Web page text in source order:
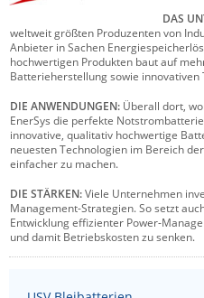
KVM & Audio/Video
KVM
Kabel und Verkabelung
Audio/Video
Digital Signage
USV, Energieverteilung & -
USV / UPS
Energiemessung
Industrielle Stromversorgung
Energieverteilung
IoT, Umgebungsmonitoring
Datenlogger
Remote I/O
IPC, Industrielle
Industrielle Netzwerktechnik
Industrielle Computer
Sonstige
Serverräume
RMA / Rücksendung / Support
Bachmann
Black Box
Bondix
Cambium Networks
Comet System
CompleTech
Contemporary Controls
Bell-Up-to-Date Magazine
Aktueller Newsletter
News
DAS
weltweit größten Produzenten von
Anbieter in Sachen
hochwertigen Produkten baut auf
Batterieherstellung sowie innovativen
DIE ANWENDUNGEN: Überall dort,
EnerSys die perfekte
innovative, qualitativ hochwertige
neuesten Technologien im Bereich
einfacher zu machen.
DIE STÄRKEN:Viele Unternehmen
Management-Strategien. So setzt
Entwicklung effizienter Power-
und damit Betriebskosten zu senken.